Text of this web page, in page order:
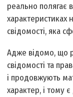
реально полягає
характеристиках
свідомості, яка
Адже відомо, що
свідомості та
і продовжують
характер, і тому